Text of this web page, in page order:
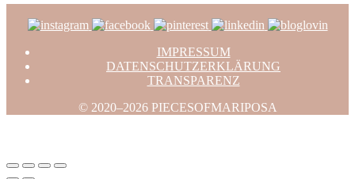
IMPRESSUM
DATENSCHUTZERKLÄRUNG
TRANSPARENZ
© 2020–2026 PIECESOFMARIPOSA